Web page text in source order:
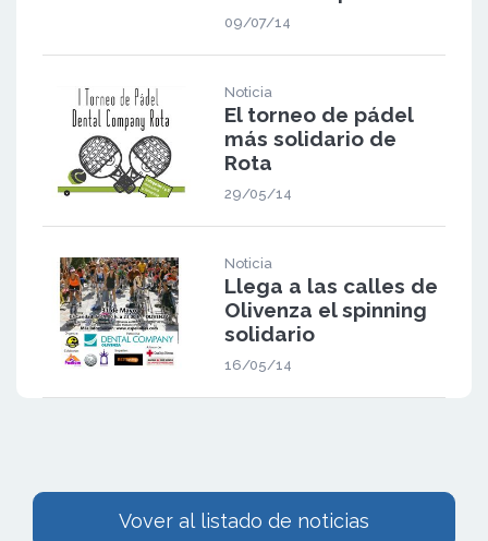
09/07/14
Noticia
El torneo de pádel
más solidario de
Rota
29/05/14
Noticia
Llega a las calles de
Olivenza el spinning
solidario
16/05/14
Vover al listado de noticias